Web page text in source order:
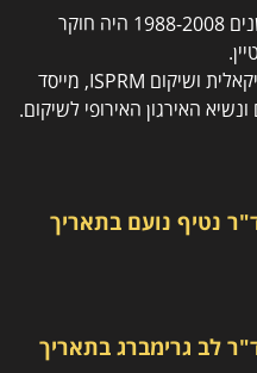
היה רופא בבית חולים לוינשטיין. בשנים 1988-2008 היה חוקר
נשיא הארגון הבינלאומי לרפואה פיזיקאלית ושיקום ISPRM, מייסד
האירגון האירופי לשיקום.
נטיף נועם בתאריך
לב גרימברגבתאריך